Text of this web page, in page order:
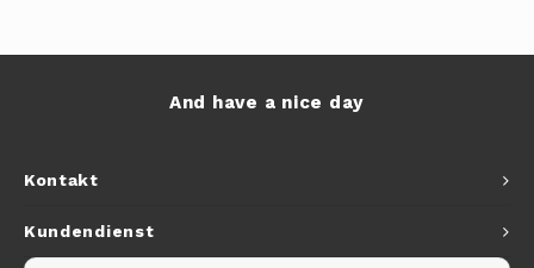
Kontakt
And have a nice day
Kundendienst